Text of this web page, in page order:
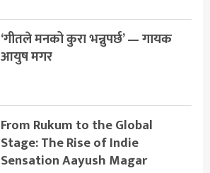
‘गीतले मनको कुरा भन्नुपर्छ’ — गायक
आयुष मगर
From Rukum to the Global
Stage: The Rise of Indie
Sensation Aayush Magar